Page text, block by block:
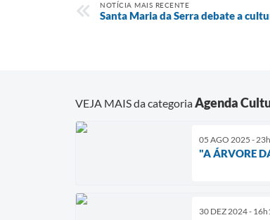
NOTÍCIA MAIS RECENTE
Santa Maria da Serra debate a
VEJA MAIS da categoriaAgenda
05 AGO 2025 -
"A ÁRVORE
30 DEZ 2024 -